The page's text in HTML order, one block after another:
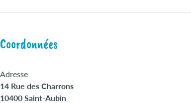
Coordonnées
Adresse
14 Rue des Charrons
10400 Saint-Aubin